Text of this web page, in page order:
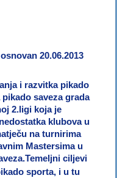
osnovan 20.06.2013
i razvitka pikado
saveza grada
2.ligi koja je
klubova u
na turnirima
Mastersima u
.Temeljni ciljevi
sporta, i u tu